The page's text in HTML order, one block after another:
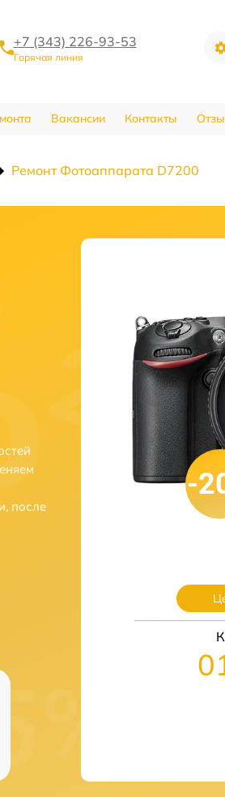
+7 (343) 226-93-53
Горячая линия
Вакансии Контакты
Ремонт Фотоаппарата D7200
после
-